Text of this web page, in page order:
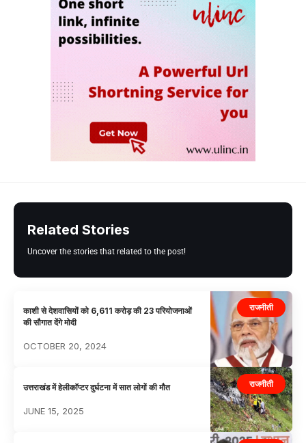
Related Stories
Uncover the stories that related to the post!
राजनीती
काशी से देशवासियों को 6,611 करोड़ की 23 परियोजनाओं
की सौगात देंगे मोदी
OCTOBER 20, 2024
राजनीती
उत्तराखंड में हेलीकॉप्टर दुर्घटना में सात लोगों की मौत
JUNE 15, 2025